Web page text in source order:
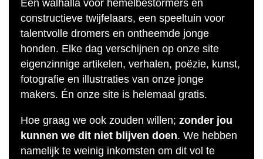
Een walhalla voor hemelbestormers en
constructieve twijfelaars, een speeltuin voor
talentvolle dromers en ontheemde jonge
honden. Elke dag verschijnen op onze site
eigenzinnige artikelen, verhalen, poëzie, kunst,
fotografie en illustraties van onze jonge
makers. Én onze site is helemaal gratis.
Hoe graag we ook zouden willen; zonder jou
kunnen we dit niet blijven doen. We hebben
namelijk te weinig inkomsten om dit vol te